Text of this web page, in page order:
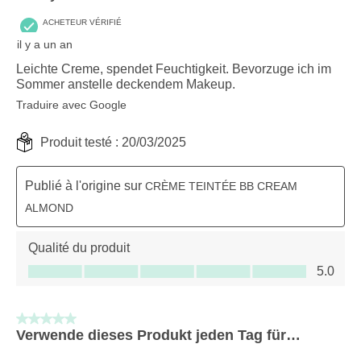
ACHETEUR VÉRIFIÉ
il y a un an
Leichte Creme, spendet Feuchtigkeit. Bevorzuge ich im
Sommer anstelle deckendem Makeup.
Traduire avec Google
Produit testé : 20/03/2025
Publié à l'origine sur CRÈME TEINTÉE BB CREAM
ALMOND
Qualité du produit
Qualité du produit, 5.0 sur 5
5.0
5 sur 5 étoiles.
Verwende dieses Produkt jeden Tag für…